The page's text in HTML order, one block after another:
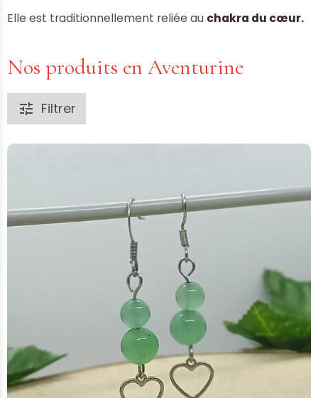
Elle est traditionnellement reliée au chakra du cœur.
Nos produits en Aventurine
Filtrer